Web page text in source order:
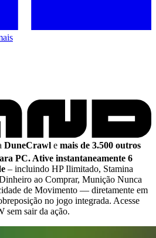
DuneCrawl e mais de 3.500 outros
PC. Ative instantaneamente 6
– incluindo HP Ilimitado, Stamina
ao Comprar, Munição Nunca
de Movimento — diretamente em
no jogo integrada. Acesse
sem sair da ação.